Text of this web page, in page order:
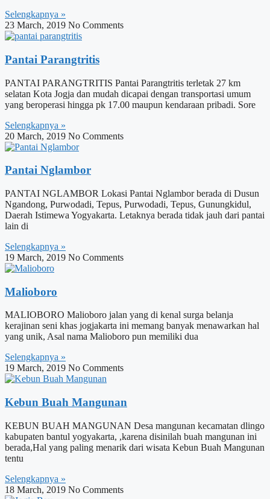
Selengkapnya »
23 March, 2019 No Comments
Pantai Parangtritis
PANTAI PARANGTRITIS Pantai Parangtritis terletak 27 km
selatan Kota Jogja dan mudah dicapai dengan transportasi umum
yang beroperasi hingga pk 17.00 maupun kendaraan pribadi. Sore
Selengkapnya »
20 March, 2019 No Comments
Pantai Nglambor
PANTAI NGLAMBOR Lokasi Pantai Nglambor berada di Dusun
Ngandong, Purwodadi, Tepus, Purwodadi, Tepus, Gunungkidul,
Daerah Istimewa Yogyakarta. Letaknya berada tidak jauh dari pantai
lain di
Selengkapnya »
19 March, 2019 No Comments
Malioboro
MALIOBORO Malioboro jalan yang di kenal surga belanja
kerajinan seni khas jogjakarta ini memang banyak menawarkan hal
yang unik, Asal nama Malioboro pun memiliki dua
Selengkapnya »
19 March, 2019 No Comments
Kebun Buah Mangunan
KEBUN BUAH MANGUNAN Desa mangunan kecamatan dlingo
kabupaten bantul yogyakarta, ,karena disinilah buah mangunan ini
berada,Hal yang paling menarik dari wisata Kebun Buah Mangunan
tentu
Selengkapnya »
18 March, 2019 No Comments